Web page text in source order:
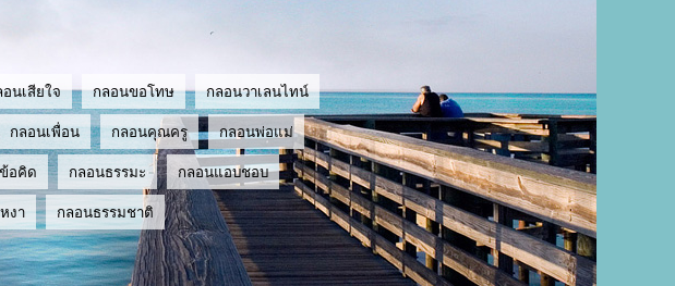
นเสียใจ กลอนขอโทษ กลอนวาเลนไทน์
กลอนเพื่อน กลอนคุณครู กลอนพ่อแม่
อคิด กลอนธรรมะ กลอนแอบชอบ
งา กลอนธรรมชาติ